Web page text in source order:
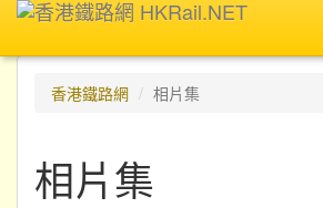
香港鐵路網
相片集
相片集